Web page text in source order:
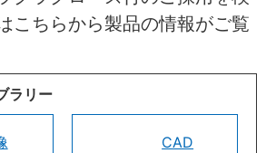
こちらから製品の情報がご覧
ラリー
CAD